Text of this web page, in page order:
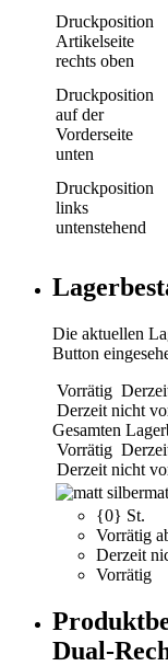
Druckposition
Artikelseite
rechts oben
Druckposition
auf der
Vorderseite
unten
Druckposition
links
untenstehend
Die aktuellen
Button
Vorrätig
Derzeit nicht
Gesamten
Vorrätig
Derzeit nicht
{0} St.
Vorrätig
Derzeit
Vorrätig
Dual-